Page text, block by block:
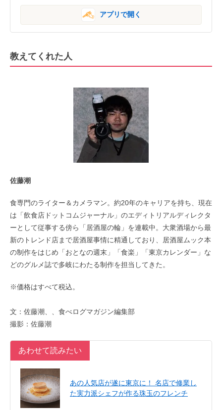
アプリで開く
教えてくれた人
佐藤潮
食専門のライター＆カメラマン。約20年のキャリアを持ち、現在
は「飲食店ドットコムジャーナル」のエディトリアルディレクタ
ーとして従事する傍ら「居酒屋の輪」を連載中。大衆酒場から最
新のトレンド店まで居酒屋事情に精通しており、居酒屋ムック本
の制作をはじめ「おとなの週末」「食楽」「東京カレンダー」な
どのグルメ誌で多岐にわたる制作を担当してきた。
※価格はすべて税込。
文：佐藤潮、、食べログマガジン編集部
撮影：佐藤潮
あわせて読みたい
あの人気店が遂に東京に！ 名店で修業し
た実力派シェフが作る珠玉のフレンチ